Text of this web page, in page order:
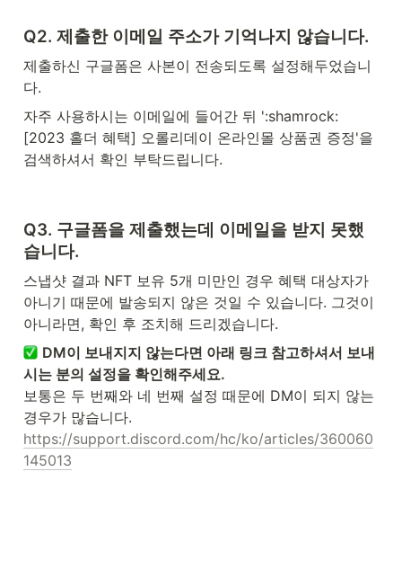
Q2. 제출한 이메일 주소가 기억나지 않습니다.
제출하신 구글폼은 사본이 전송되도록 설정해두었습니
다.
자주 사용하시는 이메일에 들어간 뒤 ':shamrock:
[2023 홀더 혜택] 오롤리데이 온라인몰 상품권 증정'을
검색하셔서 확인 부탁드립니다.
Q3. 구글폼을 제출했는데 이메일을 받지 못했
습니다.
스냅샷 결과 NFT 보유 5개 미만인 경우 혜택 대상자가
아니기 때문에 발송되지 않은 것일 수 있습니다. 그것이
아니라면, 확인 후 조치해 드리겠습니다.
DM이 보내지지 않는다면 아래 링크 참고하셔서 보내
시는 분의 설정을 확인해주세요.
보통은 두 번째와 네 번째 설정 때문에 DM이 되지 않는
https://support.discord.com/hc/ko/articles/360060
145013